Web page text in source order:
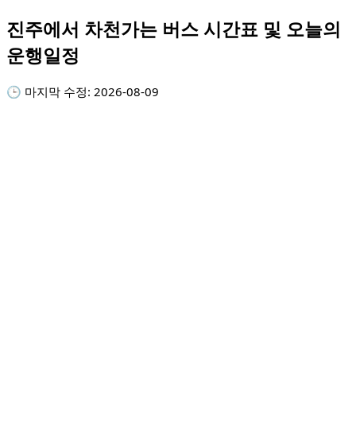
진주에서 차천가는 버스 시간표 및 오늘의
운행일정
🕒 마지막 수정: 2026-08-09